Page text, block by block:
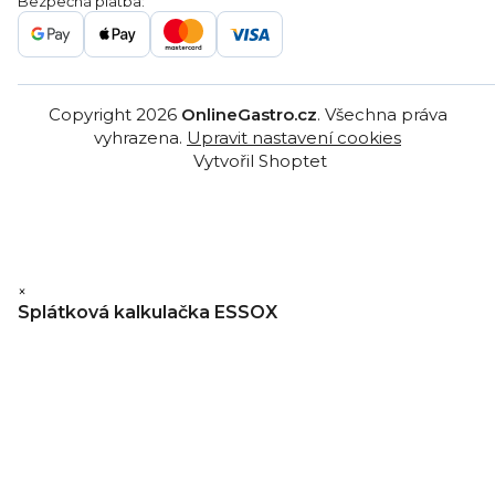
Gastro velkoobchod
Vytvořil Shoptet
Copyright 2026 OnlineGastro.cz. Všechna práva
vyhrazena. Upravit nastavení cookies
×
Splátková kalkulačka ESSOX